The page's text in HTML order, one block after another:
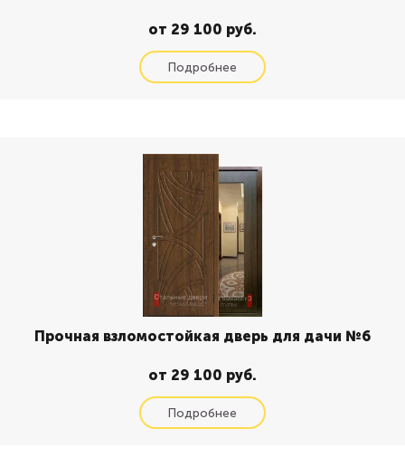
от 29 100 руб.
Прочная взломостойкая дверь для дачи №6
от 29 100 руб.